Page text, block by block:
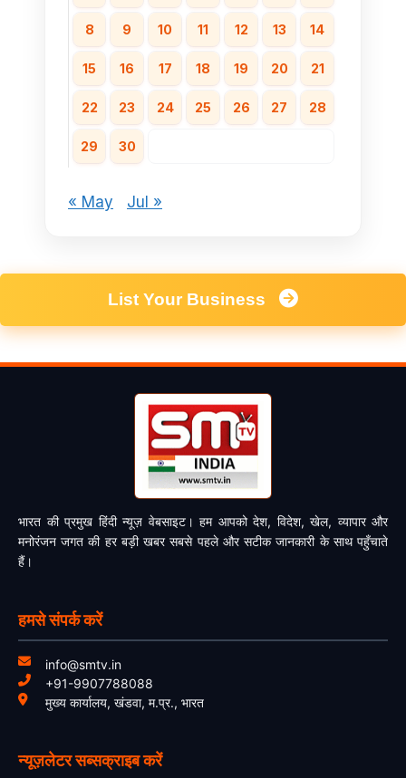
8 9 10 11 12 13 14
15 16 17 18 19 20 21
22 23 24 25 26 27 28
29 30
« May Jul »
List Your Business
भारत की प्रमुख हिंदी न्यूज़ वेबसाइट। हम आपको देश, विदेश, खेल, व्यापार और
मनोरंजन जगत की हर बड़ी खबर सबसे पहले और सटीक जानकारी के साथ पहुँचाते
हैं।
हमसे संपर्क करें
info@smtv.in
+91-9907788088
मुख्य कार्यालय, खंडवा, म.प्र., भारत
न्यूज़लेटर सब्सक्राइब करें